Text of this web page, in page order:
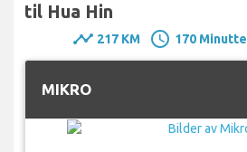
til Hua Hin
timeline 217 KM schedule 170
MIKRO